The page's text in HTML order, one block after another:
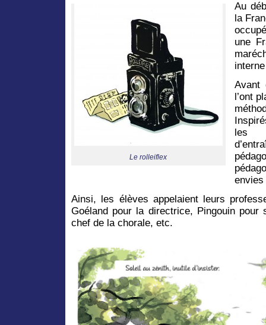
Le rolleiflex
Au
la
une
Avant
l’ont
les
envies
Ainsi, les élèves appelaient leurs
Goéland pour la directrice, Pingouin pour
chef de la chorale, etc.